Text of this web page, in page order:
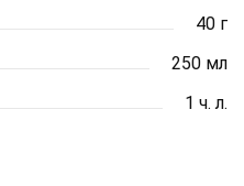
40 г
250 мл
1 ч. л.